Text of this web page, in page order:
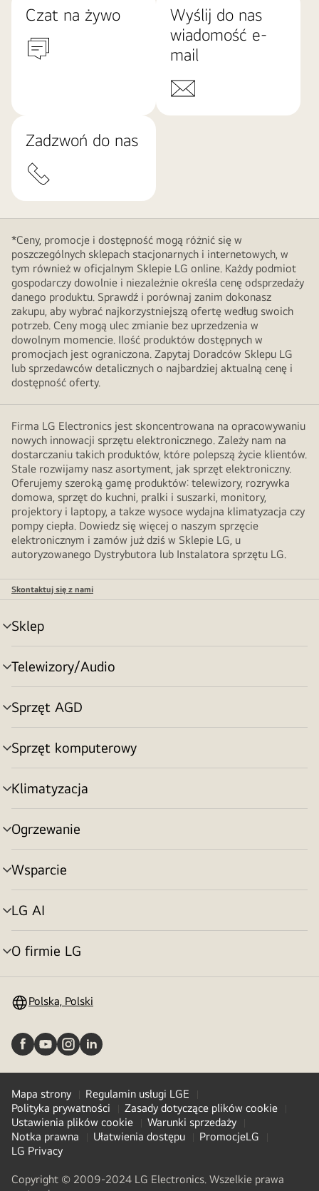
Czat na żywo
Wyślij do nas
wiadomość e-
mail
Zadzwoń do nas
*Ceny, promocje i dostępność mogą różnić się w
poszczególnych sklepach stacjonarnych i internetowych, w
tym również w oficjalnym Sklepie LG online. Każdy podmiot
gospodarczy dowolnie i niezależnie określa cenę odsprzedaży
danego produktu. Sprawdź i porównaj zanim dokonasz
zakupu, aby wybrać najkorzystniejszą ofertę według swoich
potrzeb. Ceny mogą ulec zmianie bez uprzedzenia w
dowolnym momencie. Ilość produktów dostępnych w
promocjach jest ograniczona. Zapytaj Doradców Sklepu LG
lub sprzedawców detalicznych o najbardziej aktualną cenę i
dostępność oferty.
Firma LG Electronics jest skoncentrowana na opracowywaniu
nowych innowacji sprzętu elektronicznego. Zależy nam na
dostarczaniu takich produktów, które polepszą życie klientów.
Stale rozwijamy nasz asortyment, jak sprzęt elektroniczny.
Oferujemy szeroką gamę produktów: telewizory, rozrywka
domowa, sprzęt do kuchni, pralki i suszarki, monitory,
projektory i laptopy, a takze wysoce wydajna klimatyzacja czy
pompy ciepła. Dowiedz się więcej o naszym sprzęcie
elektronicznym i zamów już dziś w Sklepie LG, u
autoryzowanego Dystrybutora lub Instalatora sprzętu LG.
Skontaktuj się z nami
Sklep
Przełącznik
menu
Telewizory/Audio
Przełącznik
menu
Sprzęt AGD
Przełącznik
menu
Sprzęt komputerowy
Przełącznik
menu
Klimatyzacja
Przełącznik
menu
Ogrzewanie
Przełącznik
menu
Wsparcie
Przełącznik
menu
LG AI
Przełącznik
menu
O firmie LG
Przełącznik
Polska, Polski
Mapa strony
Regulamin usługi LGE
Polityka prywatności
Zasady dotyczące plików cookie
Ustawienia plików cookie
Warunki sprzedaży
Notka prawna
Ułatwienia dostępu
PromocjeLG
LG Privacy
Copyright © 2009-2024 LG Electronics. Wszelkie prawa